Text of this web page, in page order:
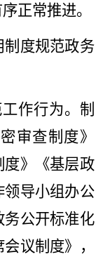
正常推进。
制度规范政务
工作行为。 制
审查制度》
度》《基层政
领导小组办公
务公开标准化
议制度》，